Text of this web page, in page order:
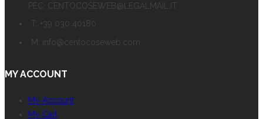
PEC: CENTOCOSEWEB@LEGALMAIL.IT
T: +39 030 40180
M: info@centocoseweb.com
MY ACCOUNT
My Account
My Cart